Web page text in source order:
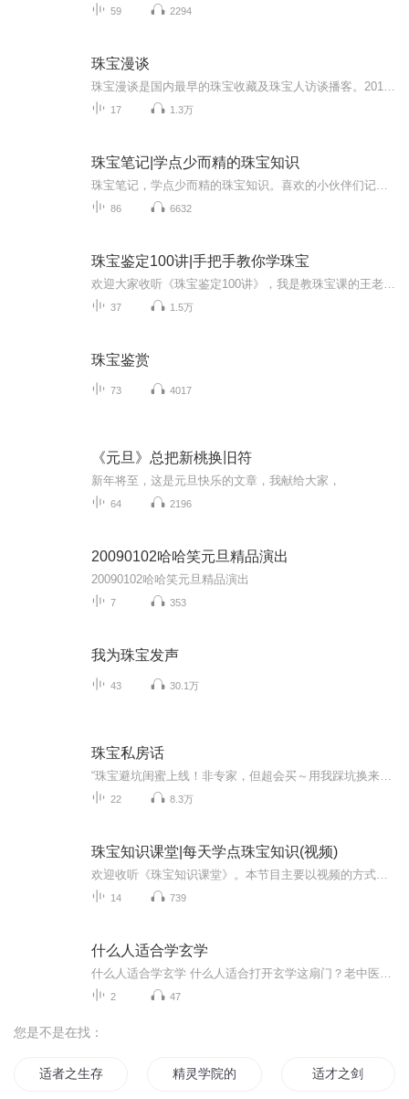
59 2294
珠宝漫谈
17 1.3万
珠宝笔记|学点少而精的珠宝知识
86 6632
珠宝鉴定100讲|手把手教你学珠宝
37 1.5万
珠宝鉴赏
73 4017
《元旦》总把新桃换旧符
新年将至，这是元旦快乐的文章，我献给大家，
64 2196
20090102哈哈笑元旦精品演出
20090102哈哈笑元旦精品演出
7 353
我为珠宝发声
43 30.1万
珠宝私房话
22 8.3万
珠宝知识课堂|每天学点珠宝知识(视频)
14 739
什么人适合学玄学
2 47
您是不是在找：
适者之生存 精灵学院的不适合者 适才之剑